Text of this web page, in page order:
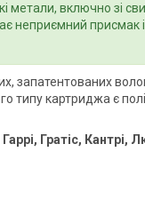
метали, включно зі
неприємний присмак і
запатентованих
типу картриджа є
Гратіс, Кантрі,